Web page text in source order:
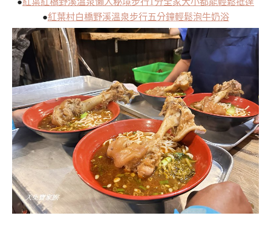
●紅葉紅橋野溪溫泉懶人秘境步行1分全家大小都能輕鬆抵達
●紅葉村白橋野溪溫泉步行五分鐘輕鬆泡牛奶浴